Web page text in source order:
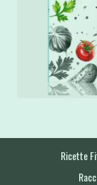
Ricette